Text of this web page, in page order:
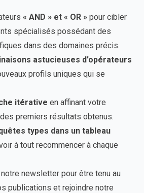
« AND » et « OR » pour cibler
spécialisés possédant des
dans des domaines précis.
astucieuses d'opérateurs
profils uniques qui se
itérative en affinant votre
premiers résultats obtenus.
types dans un tableau
à tout recommencer à chaque
newsletter pour être tenu au
publications et rejoindre notre